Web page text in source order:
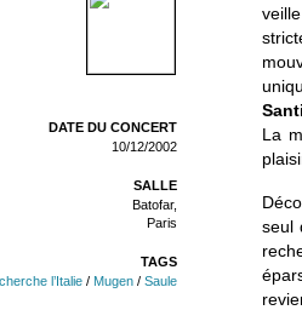
DATE DU CONCERT
10/12/2002
SALLE
Batofar,
Paris
TAGS
l’Italie / Mugen / Saule
La
seul